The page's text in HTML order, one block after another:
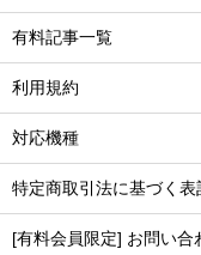
有料記事一覧
利用規約
対応機種
特定商取引法に基づく表
[有料会員限定] お問い合